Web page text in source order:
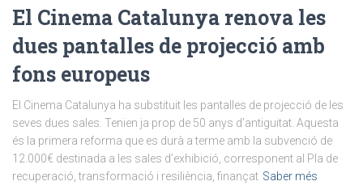
El Cinema Catalunya renova les
dues pantalles de projecció amb
fons europeus
El Cinema Catalunya ha substituit les pantalles de projecció de les
seves dues sales. Tenien ja prop de 50 anys d’antiguitat. Aquesta
és la primera reforma que es durà a terme amb la subvenció de
12.000€ destinada a les sales d’exhibició, corresponent al Pla de
recuperació, transformació i resiliència, finançat Saber més